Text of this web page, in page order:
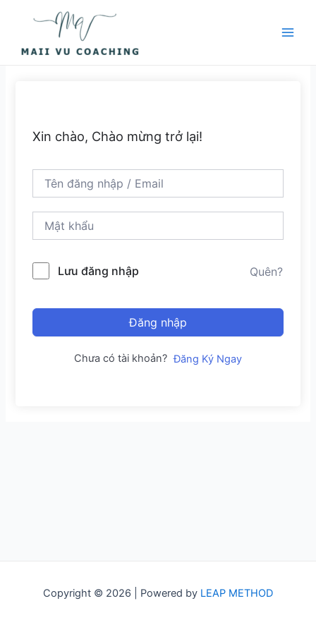
dung
Xin chào, Chào mừng trở lại!
Lưu đăng nhập Quên?
Đăng nhập
Chưa có tài khoản? Đăng Ký Ngay
Copyright © 2026 | Powered by LEAP METHOD